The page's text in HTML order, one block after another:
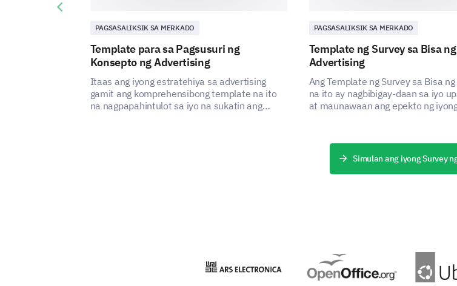
Other:
Please provide any
PINAPAGANAP NG
PAGSASALIKSIK SA MERKADO
Template para sa Pagsusuri ng
Konsepto ng Advertising
Itaas ang iyong estratehiya sa advertising
gamit ang komprehensibong template na ito
na nagpapahintulot sa iyo na sukatin ang
PAGSASALIKSIK SA MERKADO
Template ng Survey sa Bisa ng
Advertising
Ang Template ng Survey sa Bisa
na ito ay nagbibigay-daan sa iyo
at maunawaan ang epekto ng
pagpapabuti.
Previous slide
Simulan ang iyong Survey